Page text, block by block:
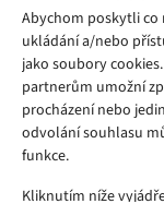
Abychom poskytli co
ukládání a/nebo
jako soubory
partnerům umožní
procházení nebo
odvolání souhlasu
funkce.
Kliknutím níže